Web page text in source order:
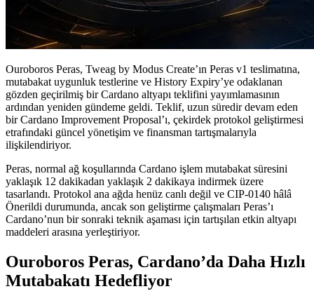
Ouroboros Peras, Tweag by Modus Create’ın Peras v1 teslimatına,
mutabakat uygunluk testlerine ve History Expiry’ye odaklanan
gözden geçirilmiş bir Cardano altyapı teklifini yayımlamasının
ardından yeniden gündeme geldi. Teklif, uzun süredir devam eden
bir Cardano Improvement Proposal’ı, çekirdek protokol geliştirmesi
etrafındaki güncel yönetişim ve finansman tartışmalarıyla
ilişkilendiriyor.
Peras, normal ağ koşullarında Cardano işlem mutabakat süresini
yaklaşık 12 dakikadan yaklaşık 2 dakikaya indirmek üzere
tasarlandı. Protokol ana ağda henüz canlı değil ve CIP-0140 hâlâ
Önerildi durumunda, ancak son geliştirme çalışmaları Peras’ı
Cardano’nun bir sonraki teknik aşaması için tartışılan etkin altyapı
maddeleri arasına yerleştiriyor.
Ouroboros Peras, Cardano’da Daha Hızlı
Mutabakatı Hedefliyor